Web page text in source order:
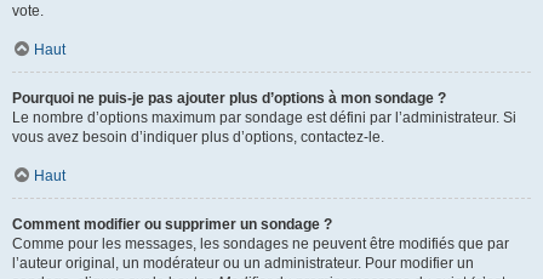
vote.
Haut
Pourquoi ne puis-je pas ajouter plus d’options à mon sondage ?
Le nombre d’options maximum par sondage est défini par l’administrateur. Si
vous avez besoin d’indiquer plus d’options, contactez-le.
Haut
Comment modifier ou supprimer un sondage ?
Comme pour les messages, les sondages ne peuvent être modifiés que par
l’auteur original, un modérateur ou un administrateur. Pour modifier un